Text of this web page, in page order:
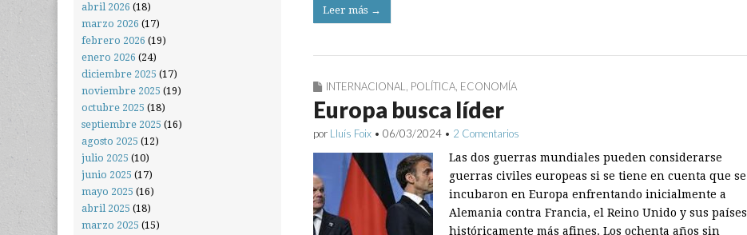
Leer más →
INTERNACIONAL, POLÍTICA, ECONOMÍA
Europa busca líder
por Lluís Foix • 06/03/2024 • 2 Comentarios
Las dos guerras mundiales pueden considerarse
guerras civiles europeas si se tiene en cuenta que se
incubaron en Europa enfrentando inicialmente a
Alemania contra Francia, el Reino Unido y sus países
históricamente más afines. Los ochenta años sin
abril 2026 (18)
marzo 2026 (17)
febrero 2026 (19)
enero 2026 (24)
diciembre 2025 (17)
noviembre 2025 (19)
octubre 2025 (18)
septiembre 2025 (16)
agosto 2025 (12)
julio 2025 (10)
junio 2025 (17)
mayo 2025 (16)
abril 2025 (18)
marzo 2025 (15)